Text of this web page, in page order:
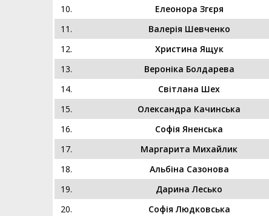
10.
Елеонора Згєря
11.
Валерія Шевченко
12.
Христина Ящук
13.
Вероніка Болдарева
14.
Світлана Шех
15.
Олександра Качинська
16.
Софія Яненська
17.
Маргарита Михайлик
18.
Альбіна Сазонова
19.
Дарина Лесько
20.
Софія Людковська